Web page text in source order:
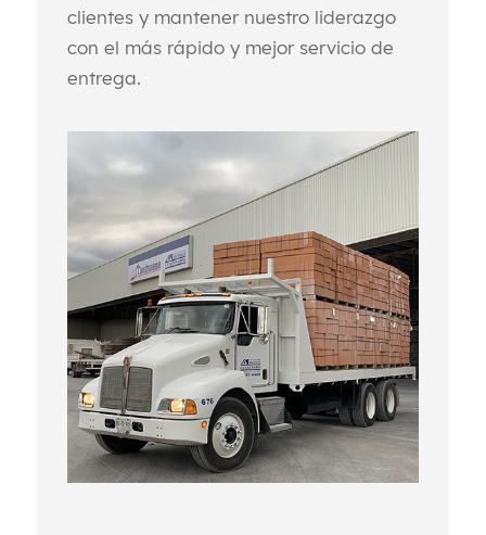
clientes y mantener nuestro liderazgo
con el más rápido y mejor servicio de
entrega.